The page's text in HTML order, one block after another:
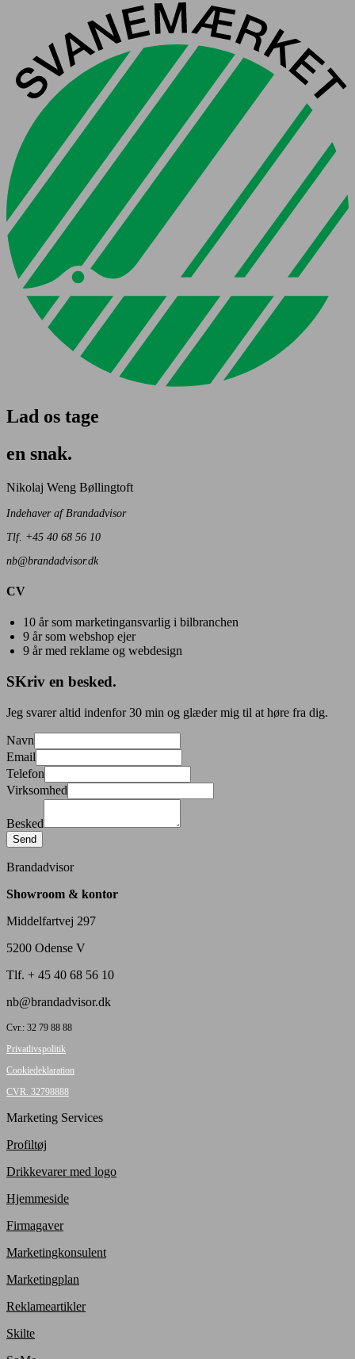
Lad os tage
en snak.
Nikolaj Weng Bøllingtoft
Indehaver af Brandadvisor
Tlf. +45 40 68 56 10
nb@brandadvisor.dk
CV
10 år som marketingansvarlig i bilbranchen
9 år som webshop ejer
9 år med reklame og webdesign
SKriv en besked.
​Jeg svarer altid indenfor 30 min og glæder mig til at høre fra dig.
Navn
Email
Telefon
Virksomhed
Besked
Send
Brandadvisor
Showroom & kontor
Middelfartvej 297
5200 Odense V
Tlf. + 45 40 68 56 10
nb@brandadvisor.dk
Cvr.: 32 79 88 88
Privatlivspolitik
Cookiedeklaration
CVR. 32798888
Marketing Services
Profiltøj
Drikkevarer med logo
Hjemmeside
Firmagaver
Marketingkonsulent
Marketingplan
Reklameartikler
Skilte